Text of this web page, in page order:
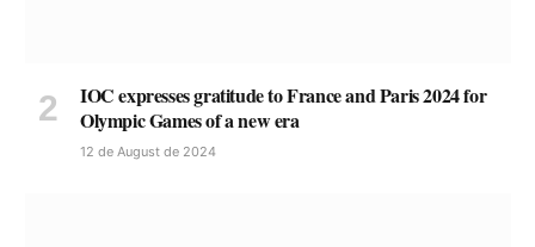
IOC expresses gratitude to France and Paris 2024 for
Olympic Games of a new era
12 de August de 2024